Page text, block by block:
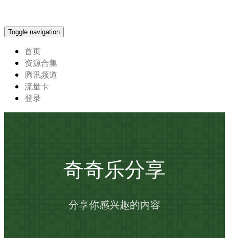
Toggle navigation
首页
资源合集
腾讯频道
流量卡
登录
奇奇乐分享
分享你感兴趣的内容